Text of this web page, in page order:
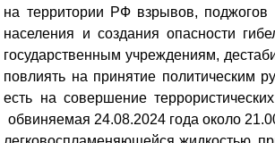
на территории РФ взрывов, поджогов
населения и создания опасности
государственным учреждениям,
повлиять на принятие
есть на совершение
обвиняемая 24.08.2024 года около